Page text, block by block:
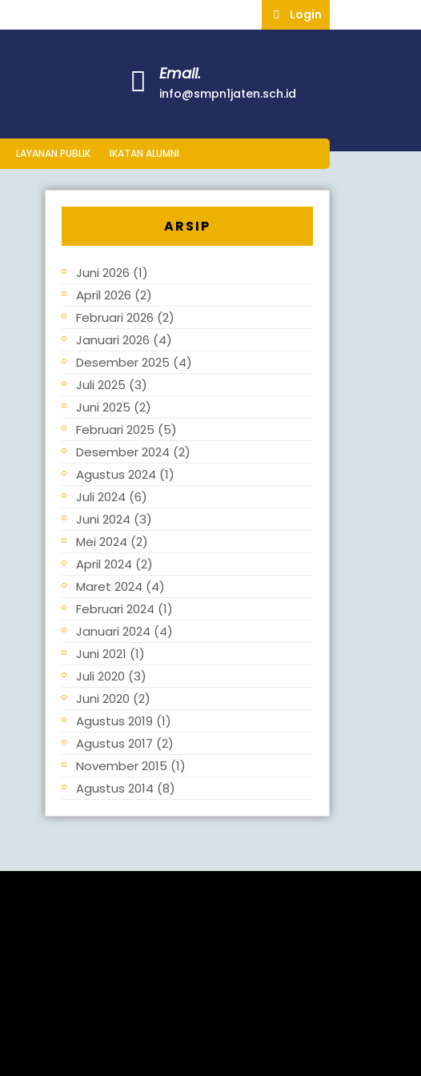
Login
Email.
info@smpn1jaten.sch.id
LAYANAN PUBLIK IKATAN ALUMNI
ARSIP
Juni 2026 (1)
April 2026 (2)
Februari 2026 (2)
Januari 2026 (4)
Desember 2025 (4)
Juli 2025 (3)
Juni 2025 (2)
Februari 2025 (5)
Desember 2024 (2)
Agustus 2024 (1)
Juli 2024 (6)
Juni 2024 (3)
Mei 2024 (2)
April 2024 (2)
Maret 2024 (4)
Februari 2024 (1)
Januari 2024 (4)
Juni 2021 (1)
Juli 2020 (3)
Juni 2020 (2)
Agustus 2019 (1)
Agustus 2017 (2)
November 2015 (1)
Agustus 2014 (8)